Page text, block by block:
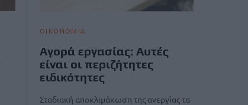
ΟΙΚΟΝΟΜΙΑ
Αγορά εργασίας: Αυτές
είναι οι περιζήτητες
ειδικότητες
Σταδιακή αποκλιμάκωση της ανεργίας τα